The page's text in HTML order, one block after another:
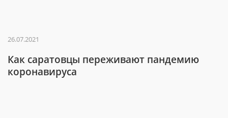
26.07.2021
Как саратовцы переживают пандемию
коронавируса